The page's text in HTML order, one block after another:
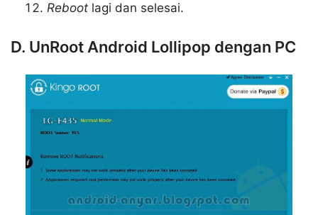
Reboot lagi dan selesai.
D. UnRoot Android Lollipop dengan PC